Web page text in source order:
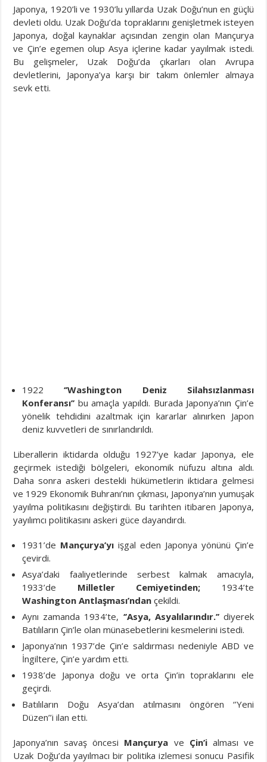
Japonya, 1920’li ve 1930’lu yıllarda Uzak Doğu’nun en güçlü
devleti oldu. Uzak Doğu’da topraklarını genişletmek isteyen
Japonya, doğal kaynaklar açısından zengin olan Mançurya
ve Çin’e egemen olup Asya içlerine kadar yayılmak istedi.
Bu gelişmeler, Uzak Doğu’da çıkarları olan Avrupa
devletlerini, Japonya’ya karşı bir takım önlemler almaya
sevk etti.
1922‘’Washington Deniz Silahsızlanması
Konferansı’’ bu amaçla yapıldı. Burada Japonya’nın Çin’e
yönelik tehdidini azaltmak için kararlar alınırken Japon
deniz kuvvetleri de sınırlandırıldı.
Liberallerin iktidarda olduğu 1927’ye kadar Japonya, ele
geçirmek istediği bölgeleri, ekonomik nüfuzu altına aldı.
Daha sonra askeri destekli hükümetlerin iktidara gelmesi
ve 1929 Ekonomik Buhranı’nın çıkması, Japonya’nın yumuşak
yayılma politikasını değiştirdi. Bu tarihten itibaren Japonya,
yayılımcı politikasını askeri güce dayandırdı.
1931’de Mançurya’yı işgal eden Japonya yönünü Çin’e
çevirdi.
Asya’daki faaliyetlerinde serbest kalmak amacıyla,
1933’de Milletler Cemiyetinden; 1934’te
Washington Antlaşması’ndan çekildi.
Aynı zamanda 1934’te, ‘’Asya, Asyalılarındır.’’diyerek
Batılıların Çin’le olan münasebetlerini kesmelerini istedi.
Japonya’nın 1937’de Çin’e saldırması nedeniyle ABD ve
İngiltere, Çin’e yardım etti.
1938’de Japonya doğu ve orta Çin’in topraklarını ele
geçirdi.
Batılıların Doğu Asya’dan atılmasını öngören ‘’Yeni
Düzen’’i ilan etti.
Japonya’nın savaş öncesi Mançurya ve Çin’ialması ve
Uzak Doğu’da yayılmacı bir politika izlemesi sonucu Pasifik